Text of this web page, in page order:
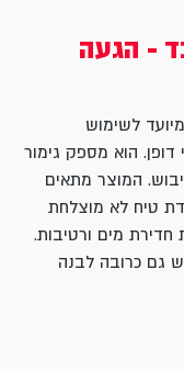
- הגעה
לשימוש
דופן. הוא מספק גימור
המוצר מתאים
טיח לא מוצלחת
חדירת מים ורטיבות.
גם כרובה לבנה